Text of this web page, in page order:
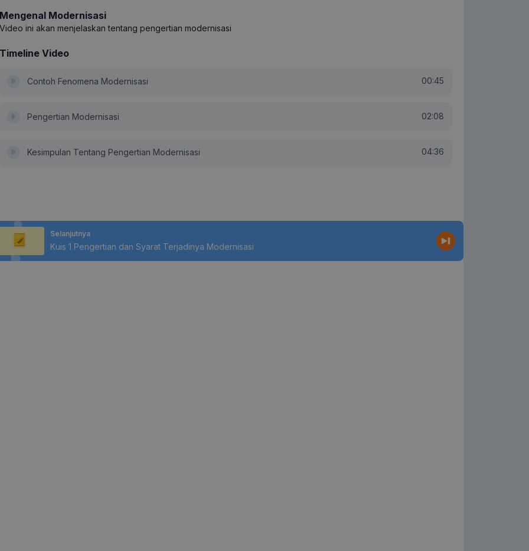
Modernisasi
ini akan menjelaskan tentang pengertian modernisasi
Video
Contoh Fenomena Modernisasi 00:45
Pengertian Modernisasi 02:08
Kesimpulan Tentang Pengertian Modernisasi 04:36
Selanjutnya
Kuis 1 Pengertian dan Syarat Terjadinya Modernisasi